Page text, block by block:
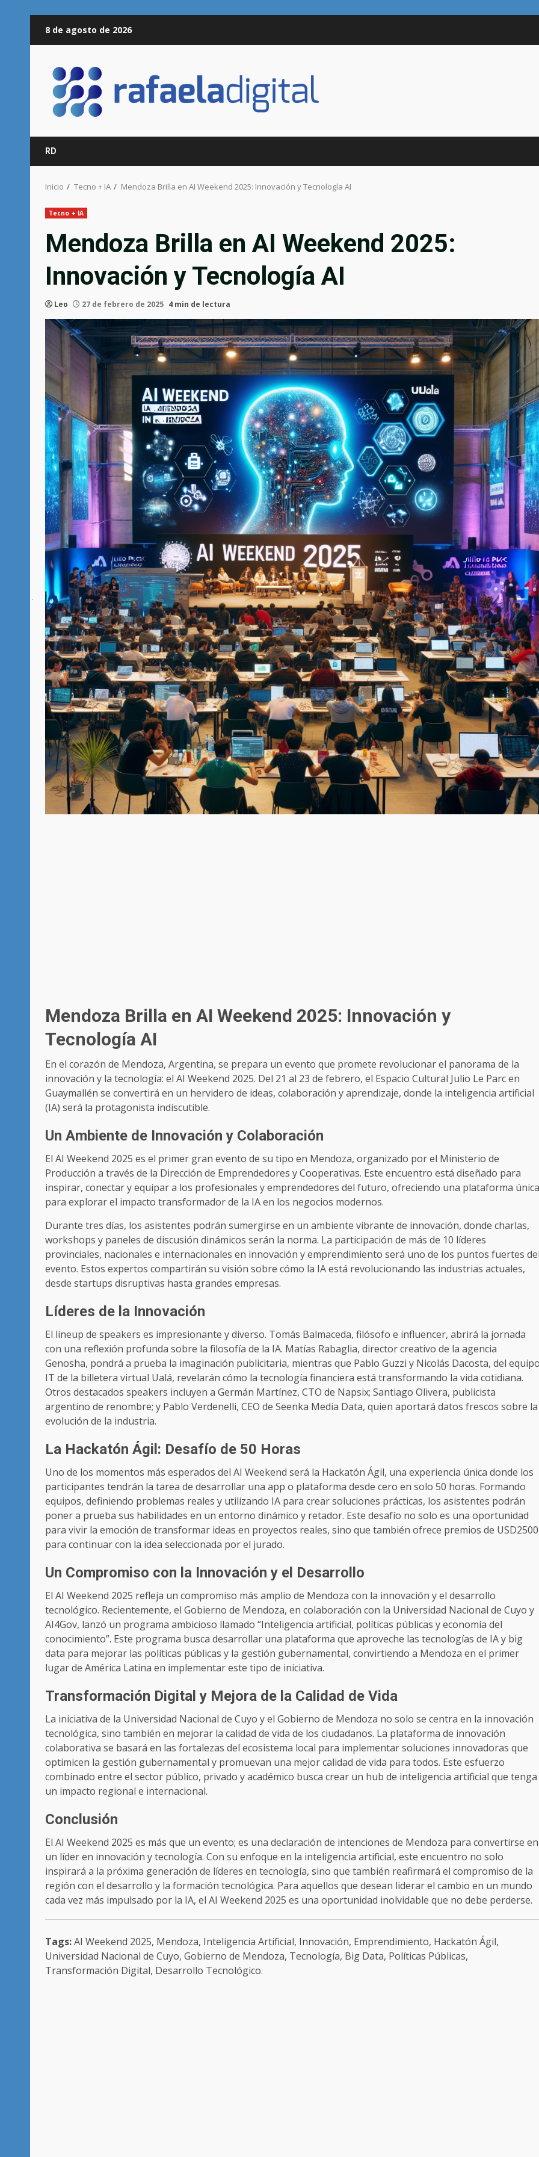
8 de agosto de 2026
RD
Inicio Tecno + IA Mendoza Brilla en AI Weekend 2025: Innovación y Tecnología AI
Tecno + IA
Mendoza Brilla en AI Weekend 2025:
Innovación y Tecnología AI
Leo 27 de febrero de 2025 4 min de lectura
Mendoza Brilla en AI Weekend 2025: Innovación y
Tecnología AI
En el corazón de Mendoza, Argentina, se prepara un evento que promete revolucionar el panorama de la
innovación y la tecnología: el AI Weekend 2025. Del 21 al 23 de febrero, el Espacio Cultural Julio Le Parc en
Guaymallén se convertirá en un hervidero de ideas, colaboración y aprendizaje, donde la inteligencia artificial
(IA) será la protagonista indiscutible.
Un Ambiente de Innovación y Colaboración
El AI Weekend 2025 es el primer gran evento de su tipo en Mendoza, organizado por el Ministerio de
Producción a través de la Dirección de Emprendedores y Cooperativas. Este encuentro está diseñado para
inspirar, conectar y equipar a los profesionales y emprendedores del futuro, ofreciendo una plataforma única
para explorar el impacto transformador de la IA en los negocios modernos.
Durante tres días, los asistentes podrán sumergirse en un ambiente vibrante de innovación, donde charlas,
workshops y paneles de discusión dinámicos serán la norma. La participación de más de 10 líderes
provinciales, nacionales e internacionales en innovación y emprendimiento será uno de los puntos fuertes
evento. Estos expertos compartirán su visión sobre cómo la IA está revolucionando las industrias actuales,
desde startups disruptivas hasta grandes empresas.
Líderes de la Innovación
El lineup de speakers es impresionante y diverso. Tomás Balmaceda, filósofo e influencer, abrirá la jornada
con una reflexión profunda sobre la filosofía de la IA. Matías Rabaglia, director creativo de la agencia
Genosha, pondrá a prueba la imaginación publicitaria, mientras que Pablo Guzzi y Nicolás Dacosta, del
IT de la billetera virtual Ualá, revelarán cómo la tecnología financiera está transformando la vida cotidiana.
Otros destacados speakers incluyen a Germán Martínez, CTO de Napsix; Santiago Olivera, publicista
argentino de renombre; y Pablo Verdenelli, CEO de Seenka Media Data, quien aportará datos frescos sobre la
evolución de la industria.
La Hackatón Ágil: Desafío de 50 Horas
Uno de los momentos más esperados del AI Weekend será la Hackatón Ágil, una experiencia única donde los
participantes tendrán la tarea de desarrollar una app o plataforma desde cero en solo 50 horas. Formando
equipos, definiendo problemas reales y utilizando IA para crear soluciones prácticas, los asistentes podrán
poner a prueba sus habilidades en un entorno dinámico y retador. Este desafío no solo es una oportunidad
para vivir la emoción de transformar ideas en proyectos reales, sino que también ofrece premios de USD2500
para continuar con la idea seleccionada por el jurado.
Un Compromiso con la Innovación y el Desarrollo
El AI Weekend 2025 refleja un compromiso más amplio de Mendoza con la innovación y el desarrollo
tecnológico. Recientemente, el Gobierno de Mendoza, en colaboración con la Universidad Nacional de Cuyo y
AI4Gov, lanzó un programa ambicioso llamado “Inteligencia artificial, políticas públicas y economía del
conocimiento”. Este programa busca desarrollar una plataforma que aproveche las tecnologías de IA y big
data para mejorar las políticas públicas y la gestión gubernamental, convirtiendo a Mendoza en el primer
lugar de América Latina en implementar este tipo de iniciativa.
Transformación Digital y Mejora de la Calidad de Vida
La iniciativa de la Universidad Nacional de Cuyo y el Gobierno de Mendoza no solo se centra en la innovación
tecnológica, sino también en mejorar la calidad de vida de los ciudadanos. La plataforma de innovación
colaborativa se basará en las fortalezas del ecosistema local para implementar soluciones innovadoras que
optimicen la gestión gubernamental y promuevan una mejor calidad de vida para todos. Este esfuerzo
combinado entre el sector público, privado y académico busca crear un hub de inteligencia artificial que tenga
un impacto regional e internacional.
Conclusión
El AI Weekend 2025 es más que un evento; es una declaración de intenciones de Mendoza para convertirse en
un líder en innovación y tecnología. Con su enfoque en la inteligencia artificial, este encuentro no solo
inspirará a la próxima generación de líderes en tecnología, sino que también reafirmará el compromiso de la
región con el desarrollo y la formación tecnológica. Para aquellos que desean liderar el cambio en un mundo
cada vez más impulsado por la IA, el AI Weekend 2025 es una oportunidad inolvidable que no debe perderse.
Tags:AI Weekend 2025, Mendoza, Inteligencia Artificial, Innovación, Emprendimiento, Hackatón Ágil,
Universidad Nacional de Cuyo, Gobierno de Mendoza, Tecnología, Big Data, Políticas Públicas,
Transformación Digital, Desarrollo Tecnológico.